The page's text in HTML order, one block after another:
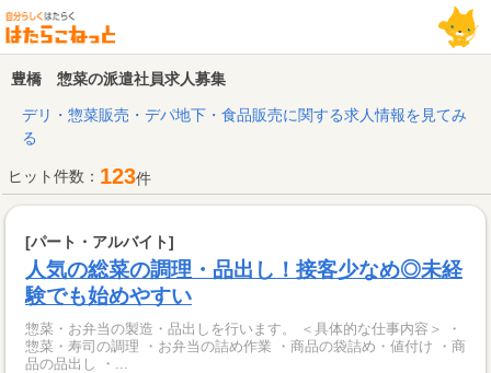
豊橋 惣菜の派遣社員求人募集
デリ・惣菜販売・デパ地下・食品販売に関する求人情報を見てみ
る
ヒット件数： 123件
[パート・アルバイト]
人気の総菜の調理・品出し！接客少なめ◎未経
験でも始めやすい
惣菜・お弁当の製造・品出しを行います。 ＜具体的な仕事内容＞ ・
惣菜・寿司の調理 ・お弁当の詰め作業 ・商品の袋詰め・値付け ・商
品の品出し ・...